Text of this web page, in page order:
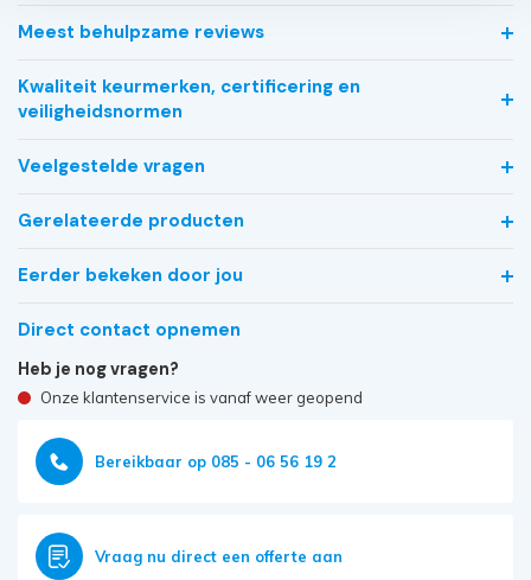
Meest behulpzame reviews
Kwaliteit keurmerken, certificering en
veiligheidsnormen
Veelgestelde vragen
Gerelateerde producten
Eerder bekeken door jou
Direct contact opnemen
Heb je nog vragen?
Onze klantenservice is vanaf weer geopend
Bereikbaar op 085 - 06 56 19 2
Vraag nu direct een offerte aan